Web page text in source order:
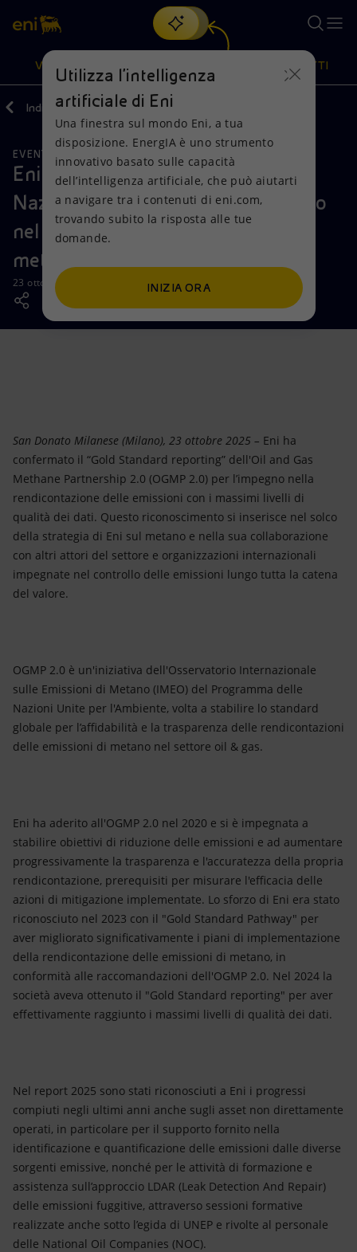
Cerca
scopri EnergIA, la nostra nuova soluzione di intelligenza
artificiale.
VISIONE
Visione
Mission e valori
Persone e Partnership
Net Zero
Modello satellitare
Scenari energetici
Azioni
Diversificazione energetica
Tecnologie per la transizione
Collaborazioni per l'innovazione
Attività nel mondo
PRODOTTI
Prodotti
Casa
Imprese
Mobilità
Indietro Media News
EVENTI
Eni conferma il Gold Standard delle
Nazioni Unite per il proprio impegno
nel reporting delle emissioni di
metano
23 ottobre 2025 - 17:00 CEST
San Donato Milanese (Milano), 23 ottobre 2025 – Eni ha
confermato il “Gold Standard reporting” dell'Oil and Gas
Methane Partnership 2.0 (OGMP 2.0) per l’impegno nella
rendicontazione delle emissioni con i massimi livelli di
qualità dei dati. Questo riconoscimento si inserisce nel solco
della strategia di Eni sul metano e nella sua collaborazione
con altri attori del settore e organizzazioni internazionali
impegnate nel controllo delle emissioni lungo tutta la catena
del valore.
OGMP 2.0 è un'iniziativa dell'Osservatorio Internazionale
sulle Emissioni di Metano (IMEO) del Programma delle
Nazioni Unite per l'Ambiente, volta a stabilire lo standard
globale per l’affidabilità e la trasparenza delle rendicontazioni
delle emissioni di metano nel settore oil & gas.
Eni ha aderito all'OGMP 2.0 nel 2020 e si è impegnata a
stabilire obiettivi di riduzione delle emissioni e ad aumentare
progressivamente la trasparenza e l'accuratezza della propria
rendicontazione, prerequisiti per misurare l'efficacia delle
azioni di mitigazione implementate. Lo sforzo di Eni era stato
riconosciuto nel 2023 con il "Gold Standard Pathway" per
aver migliorato significativamente i piani di implementazione
della rendicontazione delle emissioni di metano, in
conformità alle raccomandazioni dell'OGMP 2.0. Nel 2024 la
società aveva ottenuto il "Gold Standard reporting" per aver
effettivamente raggiunto i massimi livelli di qualità dei dati.
Nel report 2025 sono stati riconosciuti a Eni i progressi
compiuti negli ultimi anni anche sugli asset non direttamente
operati, in particolare per il supporto fornito nella
identificazione e quantificazione delle emissioni dalle diverse
sorgenti emissive, nonché per le attività di formazione e
assistenza sull’approccio LDAR (Leak Detection And Repair)
delle emissioni fuggitive, attraverso sessioni formative
realizzate anche sotto l’egida di UNEP e rivolte al personale
delle National Oil Companies (NOC).
Utilizza l'intelligenza
artificiale di Eni
Una finestra sul mondo Eni, a tua
disposizione. EnergIA è uno strumento
innovativo basato sulle capacità
dell’intelligenza artificiale, che può aiutarti
a navigare tra i contenuti di eni.com,
trovando subito la risposta alle tue
domande.
INIZIA ORA